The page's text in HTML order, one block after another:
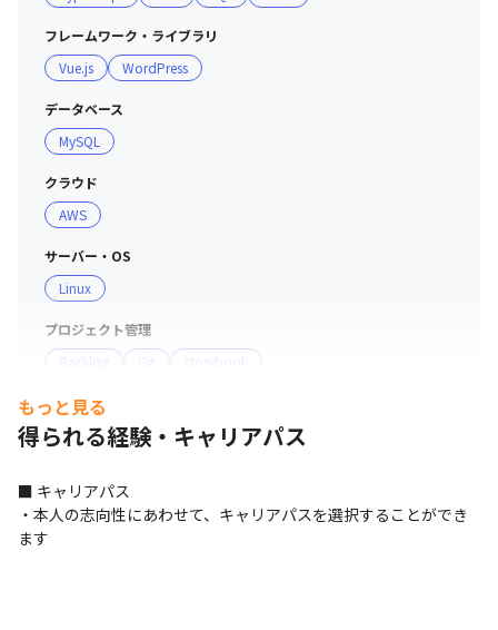
フレームワーク・ライブラリ
Vue.js
WordPress
データベース
MySQL
クラウド
AWS
サーバー・OS
Linux
プロジェクト管理
Backlog
Git storybook
コミュニケーションツール
Slack
現場で選択可能（Windows/Mac）
もっと見る
得られる経験・キャリアパス
■ キャリアパス
・本人の志向性にあわせて、キャリアパスを選択することができ
ます